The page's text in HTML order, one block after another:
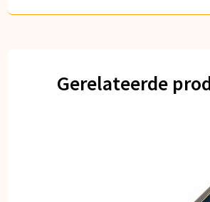
Gerelateerde